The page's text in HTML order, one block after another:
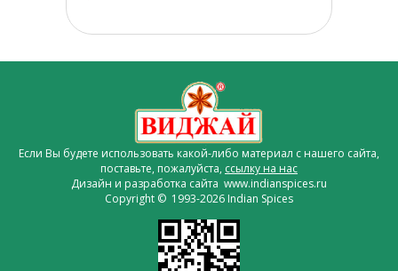
Если Вы будете использовать какой-либо материал с нашего сайта,
поставьте, пожалуйста, ссылку на нас
Дизайн и разработка сайта www.indianspices.ru
Copyright © 1993-2026 Indian Spices